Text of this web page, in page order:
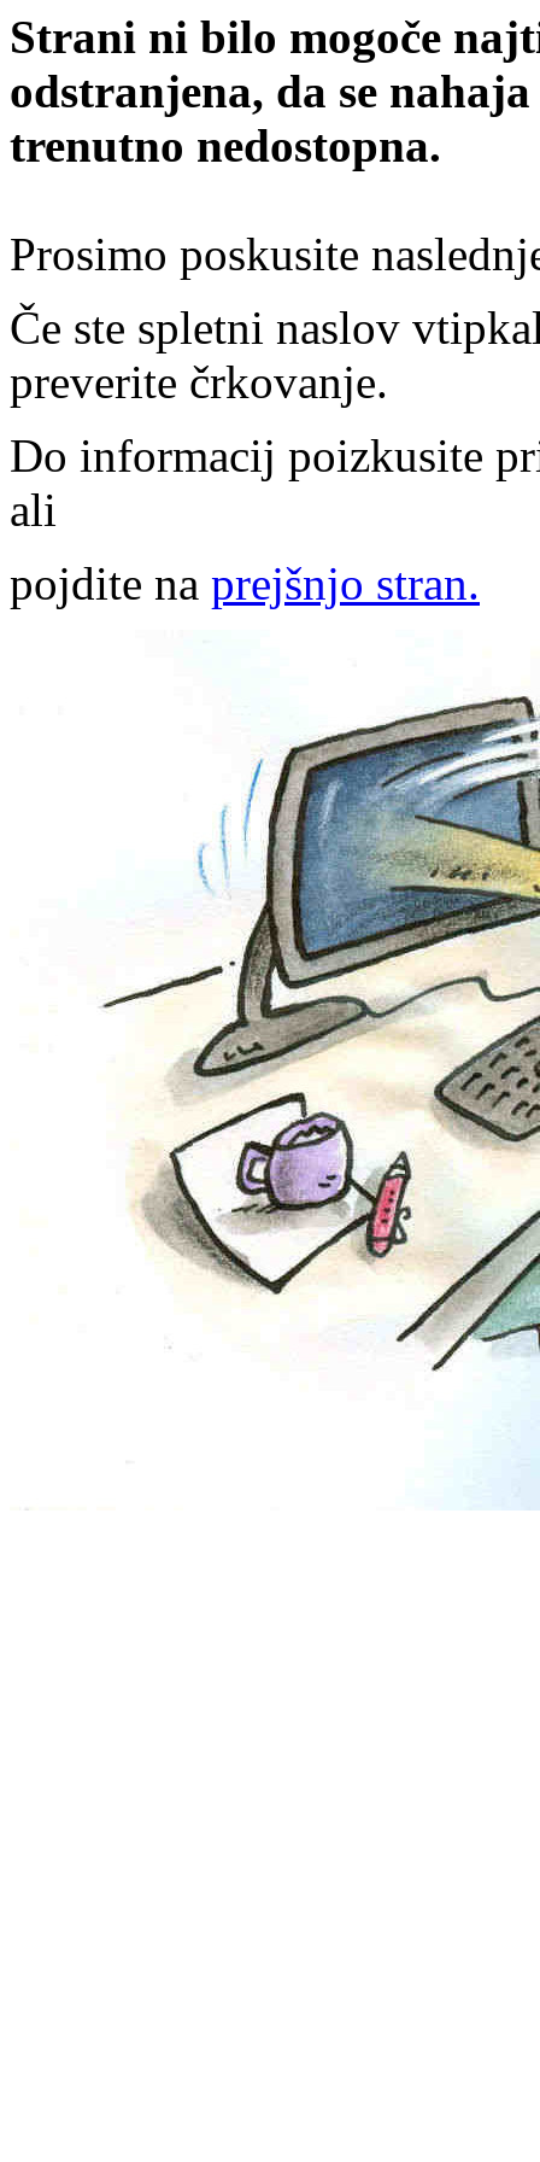
Strani ni bilo mogoče
odstranjena, da se
trenutno nedostopna.
Prosimo poskusite
Če ste spletni naslov
preverite črkovanje.
Do informacij poizkusite
ali
pojdite na prejšnjo stran.